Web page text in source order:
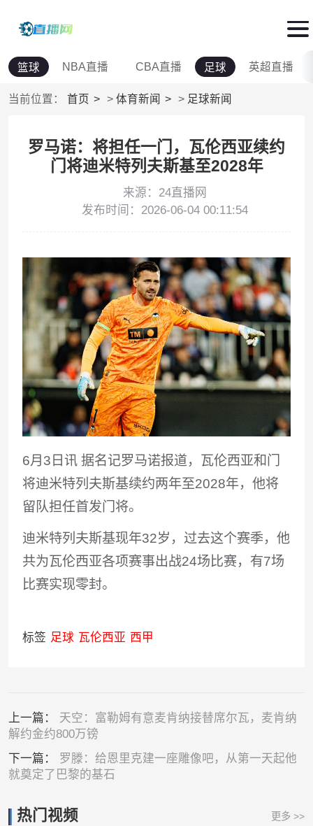
篮球 NBA直播 CBA直播 足球 英超直播
当前位置： 首页 > 体育新闻 > 足球新闻
罗马诺：将担任一门，瓦伦西亚续约
门将迪米特列夫斯基至2028年
来源：24直播网
发布时间：2026-06-04 00:11:54
6月3日讯 据名记罗马诺报道，瓦伦西亚和门
将迪米特列夫斯基续约两年至2028年，他将
留队担任首发门将。
迪米特列夫斯基现年32岁，过去这个赛季，他
共为瓦伦西亚各项赛事出战24场比赛，有7场
比赛实现零封。
标签 足球 瓦伦西亚 西甲
上一篇： 天空：富勒姆有意麦肯纳接替席尔瓦，麦肯纳
解约金约800万镑
下一篇： 罗滕：给恩里克建一座雕像吧，从第一天起他
就奠定了巴黎的基石
热门视频 更多 >>